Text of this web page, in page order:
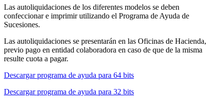
Las autoliquidaciones de los diferentes modelos se deben
confeccionar e imprimir utilizando el Programa de Ayuda de
Sucesiones.
Las autoliquidaciones se presentarán en las Oficinas de Hacienda,
previo pago en entidad colaboradora en caso de que de la misma
resulte cuota a pagar.
Descargar programa de ayuda para 64 bits
Descargar programa de ayuda para 32 bits